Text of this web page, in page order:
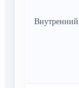
Внутренний